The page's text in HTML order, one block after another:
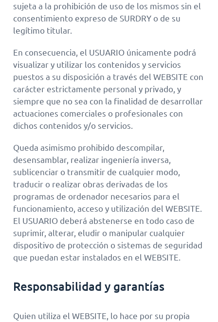
sujeta a la prohibición de uso de los mismos sin el
consentimiento expreso de SURDRY o de su
legítimo titular.
En consecuencia, el USUARIO únicamente podrá
visualizar y utilizar los contenidos y servicios
puestos a su disposición a través del WEBSITE con
carácter estrictamente personal y privado, y
siempre que no sea con la finalidad de desarrollar
actuaciones comerciales o profesionales con
dichos contenidos y/o servicios.
Queda asimismo prohibido descompilar,
desensamblar, realizar ingeniería inversa,
sublicenciar o transmitir de cualquier modo,
traducir o realizar obras derivadas de los
programas de ordenador necesarios para el
funcionamiento, acceso y utilización del WEBSITE.
El USUARIO deberá abstenerse en todo caso de
suprimir, alterar, eludir o manipular cualquier
dispositivo de protección o sistemas de seguridad
que puedan estar instalados en el WEBSITE.
Responsabilidad y garantías
Quien utiliza el WEBSITE, lo hace por su propia